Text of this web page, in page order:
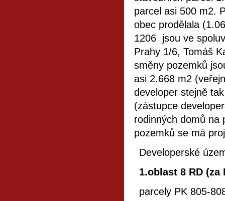
parcel asi 500 m2.
obec prodělala
1206 jsou ve
Prahy 1/6, Tomáš
směny pozemků
asi 2.668 m2
developer stejně
(zástupce
rodinných domů na
pozemků se má
Developerské
1.oblast 8 RD
parcely PK 805-